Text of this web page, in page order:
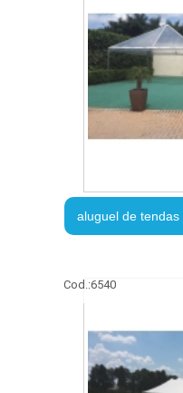
aluguel de
Cod.:6540